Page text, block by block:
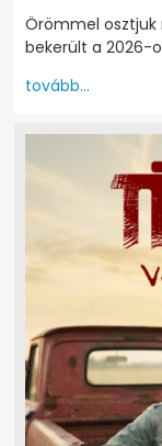
Örömmel osztjuk
bekerült a 2026-
tovább...